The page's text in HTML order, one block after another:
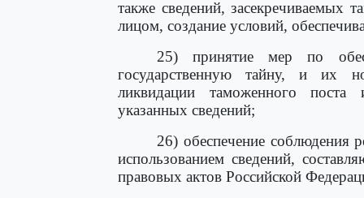
также сведений,
лицом, создание условий,
25) принятие мер по
государственную тайну, и их
ликвидации таможенного
указанных сведений;
26) обеспечение соблюдения
использованием сведений,
правовых актов Российской